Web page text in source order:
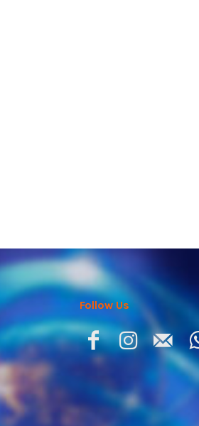
Follow Us